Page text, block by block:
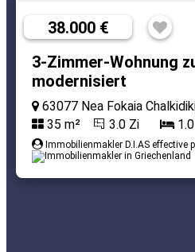
38.000 €
3-Zimmer-Wohnung
modernisiert
63077 Nea Fokaia
35 m²
3.0 Zi 1.0
Immobilienmakler D.I.AS effective